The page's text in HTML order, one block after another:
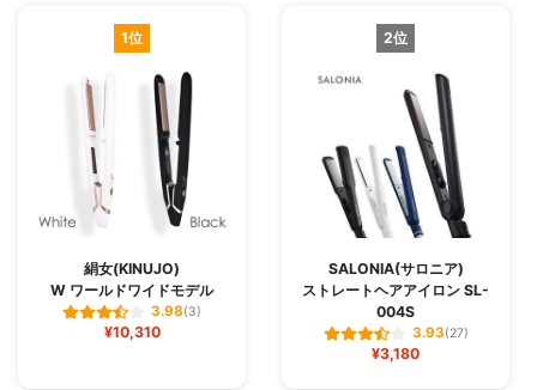
1位
絹女(KINUJO)
W ワールドワイドモデル
3.98(3)
¥10,310
2位
SALONIA(サロニア)
ストレートヘアアイロン SL-
004S
3.93(27)
¥3,180